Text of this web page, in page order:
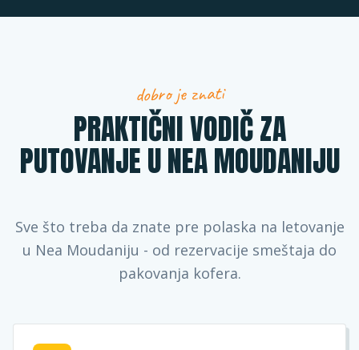
dobro je znati
PRAKTIČNI VODIČ ZA
PUTOVANJE U NEA MOUDANIJU
Sve što treba da znate pre polaska na letovanje
u Nea Moudaniju - od rezervacije smeštaja do
pakovanja kofera.